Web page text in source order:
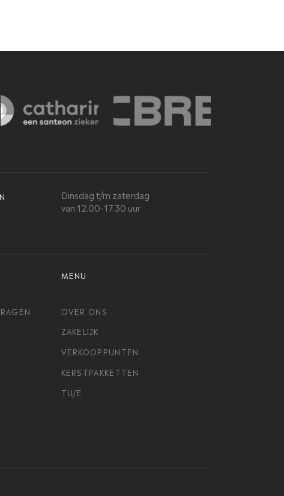
Dinsdag t/m zaterdag
van 12.00-17.30 uur
MENU
OVER ONS
ZAKELIJK
VERKOOPPUNTEN
KERSTPAKKETTEN
TU/E